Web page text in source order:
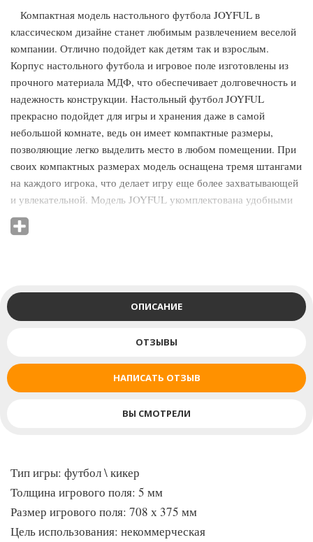
Компактная модель настольного футбола JOYFUL в
классическом дизайне станет любимым развлечением веселой
компании. Отлично подойдет как детям так и взрослым.
Корпус настольного футбола и игровое поле изготовлены из
прочного материала МДФ, что обеспечивает долговечность и
надежность конструкции. Настольный футбол JOYFUL
прекрасно подойдет для игры и хранения даже в самой
небольшой комнате, ведь он имеет компактные размеры,
позволяющие легко выделить место в любом помещении. При
своих компактных размерах модель оснащена тремя штангами
на каждого игрока, что делает игру еще более захватывающей
и увлекательной. Модель JOYFUL укомплектована удобными
механическими счетами, а также 2 футбольными мячами.
Штанги и футболисты поставляются в собранном виде.
ОПИСАНИЕ
ОТЗЫВЫ
НАПИСАТЬ ОТЗЫВ
ВЫ СМОТРЕЛИ
Тип игры: футбол \ кикер
Толщина игрового поля: 5 мм
Размер игрового поля: 708 х 375 мм
Цель использования: некоммерческая